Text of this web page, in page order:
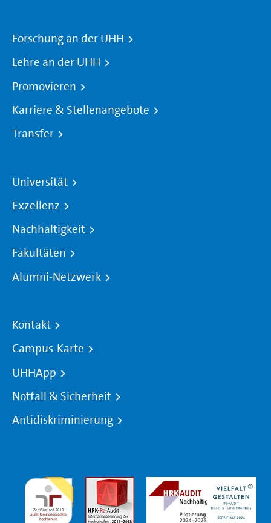
Forschung an der UHH
Lehre an der UHH
Promovieren
Karriere & Stellenangebote
Transfer
Universität
Exzellenz
Nachhaltigkeit
Fakultäten
Alumni-Netzwerk
Kontakt
Campus-Karte
UHHApp
Notfall & Sicherheit
Antidiskriminierung